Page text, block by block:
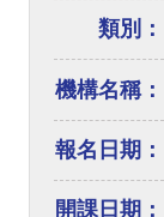
類別：
機構名稱：
報名日期：
開課日期：